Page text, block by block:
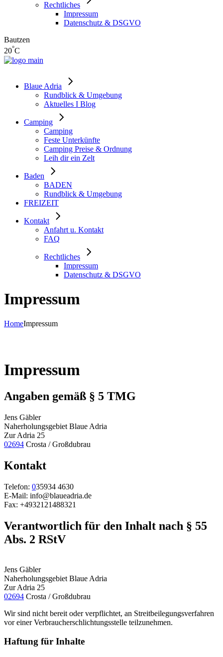
Rechtliches
Impressum
Datenschutz & DSGVO
Bautzen
20°C
Blaue Adria
Rundblick & Umgebung
Aktuelles I Blog
Camping
Camping
Feste Unterkünfte
Camping Preise & Ordnung
Leih dir ein Zelt
Baden
BADEN
Rundblick & Umgebung
FREIZEIT
Kontakt
Anfahrt u. Kontakt
FAQ
Rechtliches
Impressum
Datenschutz & DSGVO
Impressum
HomeImpressum
Impressum
Angaben gemäß § 5 TMG
Jens Gäbler
Naherholungsgebiet Blaue Adria
Zur Adria 25
02694 Crosta / Großdubrau
Kontakt
Telefon: 035934 4630
E-Mail: info@blaueadria.de
Fax: +4932121488321
Verantwortlich für den Inhalt nach § 55
Abs. 2 RStV
Jens Gäbler
Naherholungsgebiet Blaue Adria
Zur Adria 25
02694 Crosta / Großdubrau
Wir sind nicht bereit oder verpflichtet, an Streitbeilegungsverfahren
vor einer Verbraucherschlichtungsstelle teilzunehmen.
Haftung für Inhalte